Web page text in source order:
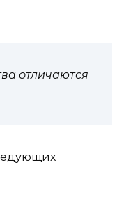
отличаются